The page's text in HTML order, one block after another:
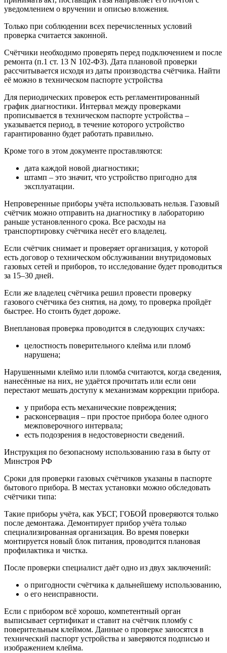
уведомлением о вручении и описью вложения.
Только при соблюдении всех перечисленных условий
проверка считается законной.
Счётчики необходимо проверять перед подключением и после
ремонта (п.1 ст. 13 N 102-ФЗ). Дата плановой проверки
рассчитывается исходя из даты производства счётчика. Найти
её можно в техническом паспорте устройства
Для периодических проверок есть регламентированный
график диагностики. Интервал между проверками
прописывается в техническом паспорте устройства –
указывается период, в течение которого устройство
гарантированно будет работать правильно.
Кроме того в этом документе проставляются:
дата каждой новой диагностики;
штамп – это значит, что устройство пригодно для
эксплуатации.
Непроверенные приборы учёта использовать нельзя. Газовый
счётчик можно отправить на диагностику в лабораторию
раньше установленного срока. Все расходы на
транспортировку счётчика несёт его владелец.
Если счётчик снимает и проверяет организация, у которой
есть договор о техническом обслуживании внутридомовых
газовых сетей и приборов, то исследование будет проводиться
за 15–30 дней.
Если же владелец счётчика решил провести проверку
газового счётчика без снятия, на дому, то проверка пройдёт
быстрее. Но стоить будет дороже.
Внеплановая проверка проводится в следующих случаях:
целостность поверительного клейма или пломб
нарушена;
Нарушенными клеймо или пломба считаются, когда сведения,
нанесённые на них, не удаётся прочитать или если они
перестают мешать доступу к механизмам коррекции прибора.
у прибора есть механические повреждения;
расконсервация – при простое прибора более одного
межповерочного интервала;
есть подозрения в недостоверности сведений.
Инструкция по безопасному использованию газа в быту от
Минстроя РФ
Сроки для проверки газовых счётчиков указаны в паспорте
бытового прибора. В местах установки можно обследовать
счётчики типа:
Такие приборы учёта, как УБСГ, ГОБОЙ проверяются только
после демонтажа. Демонтирует прибор учёта только
специализированная организация. Во время поверки
монтируется новый блок питания, проводится плановая
профилактика и чистка.
После проверки специалист даёт одно из двух заключений:
о пригодности счётчика к дальнейшему использованию,
о его неисправности.
Если с прибором всё хорошо, компетентный орган
выписывает сертификат и ставит на счётчик пломбу с
поверительным клеймом. Данные о проверке заносятся в
технический паспорт устройства и заверяются подписью и
изображением клейма.